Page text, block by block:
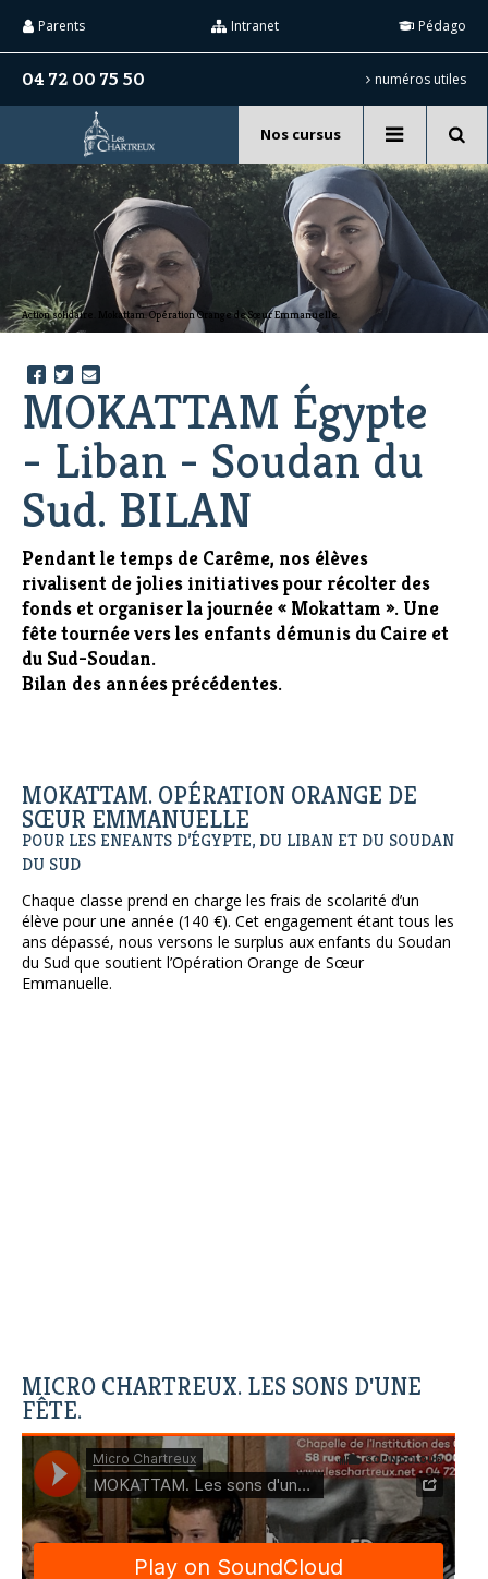
contenu.
|
personnels
Nos cursus
04 72 00 75 50 numéros utiles
Parents Intranet Pédago
Recherche
avancée…
Action solidaire. Mokattam. Opération Orange de Sœur Emmanuelle.
MOKATTAM Égypte
- Liban - Soudan du
Sud. BILAN
Pendant le temps de Carême, nos élèves
rivalisent de jolies initiatives pour récolter des
fonds et organiser la journée « Mokattam ». Une
fête tournée vers les enfants démunis du Caire et
du Sud-Soudan.
Bilan des années précédentes.
MOKATTAM. OPÉRATION ORANGE DE
SŒUR EMMANUELLE
POUR LES ENFANTS D’ÉGYPTE, DU LIBAN ET DU SOUDAN
DU SUD
Chaque classe prend en charge les frais de scolarité d’un
élève pour une année (140 €). Cet engagement étant tous les
ans dépassé, nous versons le surplus aux enfants du Soudan
du Sud que soutient l’Opération Orange de Sœur
Emmanuelle.
MICRO CHARTREUX. LES SONS D'UNE
FÊTE.